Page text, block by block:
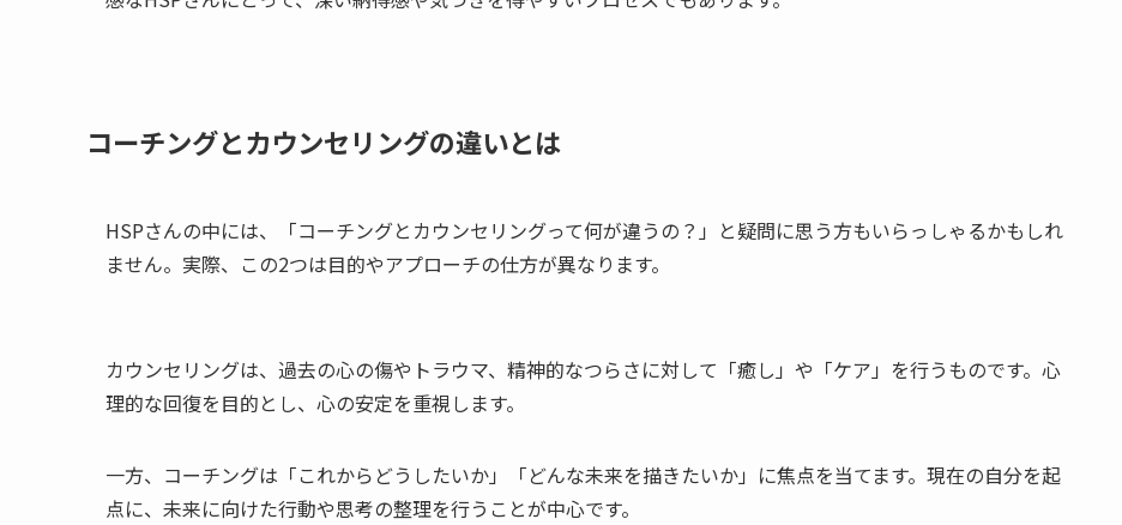
コーチングとカウンセリングの違いとは
HSPさんの中には、「コーチングとカウンセリングって何が違うの？」と疑問に思う方もいらっしゃるかもしれ
ません。実際、この2つは目的やアプローチの仕方が異なります。
カウンセリングは、過去の心の傷やトラウマ、精神的なつらさに対して「癒し」や「ケア」を行うものです。心
理的な回復を目的とし、心の安定を重視します。
一方、コーチングは「これからどうしたいか」「どんな未来を描きたいか」に焦点を当てます。現在の自分を起
点に、未来に向けた行動や思考の整理を行うことが中心です。